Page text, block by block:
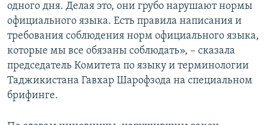
одного дня. Делая это, они грубо нарушают нормы
официального языка. Есть правила написания и
требования соблюдения норм официального языка,
которые мы все обязаны соблюдать», – сказала
председатель Комитета по языку и терминологии
Таджикистана Гавхар Шарофзода на специальном
брифинге.